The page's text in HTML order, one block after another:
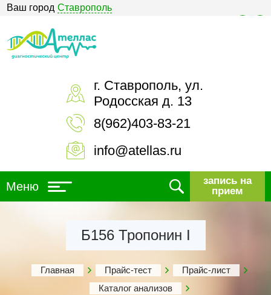
Ваш город Ставрополь
г. Ставрополь, ул.
Родосская д. 13
8(962)403-83-21
info@atellas.ru
Меню
запись на
прием
Б156 Тропонин I
Главная Прайс-тест
Прайс-лист
Каталог анализов